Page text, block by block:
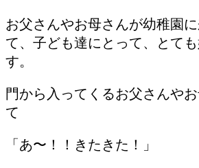
お父さんやお母さんが幼稚園
て、子ども達にとって、とて
す。
門から入ってくるお父さんや
て
「あ〜！！きたきた！」